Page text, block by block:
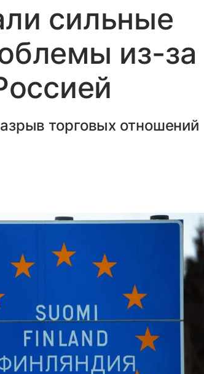
сильные
из-за
торговых отношений